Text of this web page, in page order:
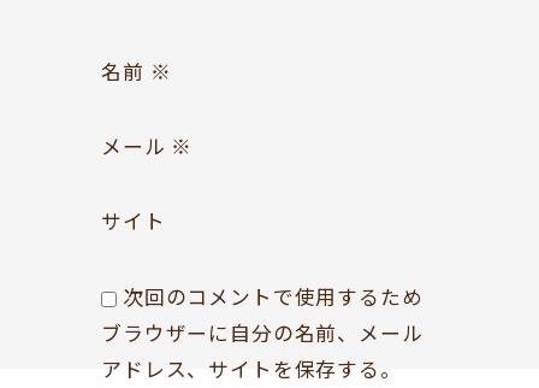
名前 ※
メール ※
サイト
次回のコメントで使用するため
ブラウザーに自分の名前、メール
アドレス、サイトを保存する。